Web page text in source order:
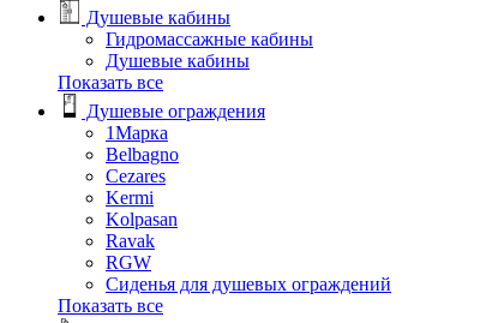
Душевые кабины
Гидромассажные кабины
Душевые кабины
Показать все
Душевые ограждения
1Марка
Belbagno
Cezares
Kermi
Kolpasan
Ravak
RGW
Сиденья для душевых ограждений
Показать все